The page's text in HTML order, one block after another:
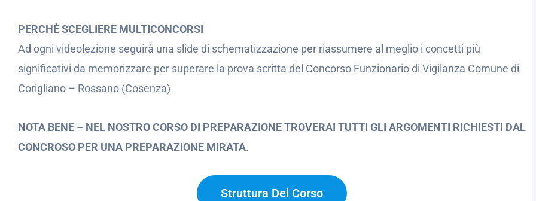
PERCHÈ SCEGLIERE MULTICONCORSI
Ad ogni videolezione seguirà una slide di schematizzazione per riassumere al meglio i concetti più
significativi da memorizzare per superare la prova scritta del Concorso Funzionario di Vigilanza Comune di
Corigliano – Rossano (Cosenza)
NOTA BENE – NEL NOSTRO CORSO DI PREPARAZIONE TROVERAI TUTTI GLI ARGOMENTI RICHIESTI DAL
CONCROSO PER UNA PREPARAZIONE MIRATA.
Struttura Del Corso